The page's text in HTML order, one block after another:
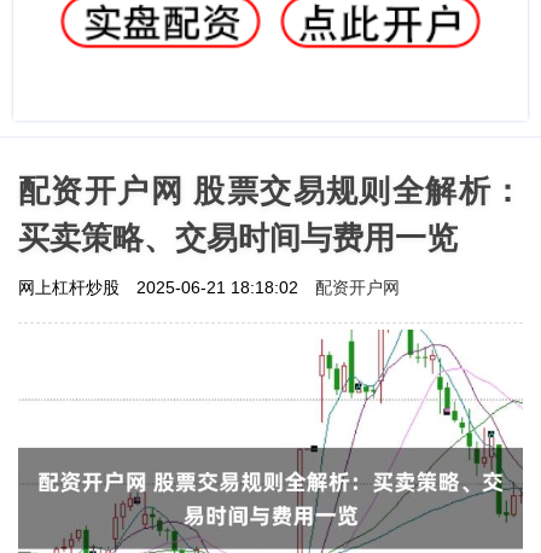
配资开户网 股票交易规则全解析：
买卖策略、交易时间与费用一览
网上杠杆炒股 2025-06-21 18:18:02 配资开户网